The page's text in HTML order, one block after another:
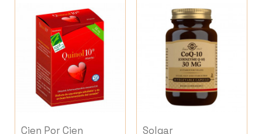
Cien Por Cien
Solgar